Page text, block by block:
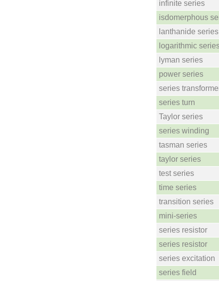
infinite series
isdomerphous
lanthanide series
logarithmic
lyman series
power series
series
series turn
Taylor series
series winding
tasman series
taylor series
test series
time series
transition series
mini-series
series resistor
series resistor
series excitation
series field